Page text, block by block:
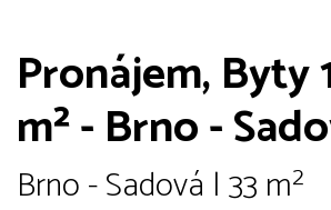
Pronájem, Byty
m² - Brno -
Brno - Sadová | 33 m²